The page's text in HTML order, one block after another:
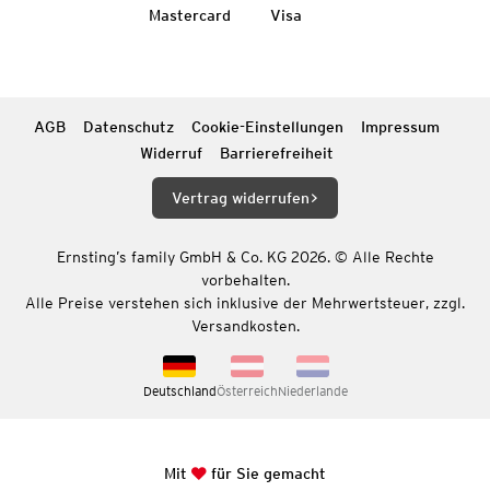
Mastercard Visa
AGB Datenschutz Cookie-Einstellungen
Impressum
Widerruf
Barrierefreiheit
Vertrag widerrufen
Ernsting’s family GmbH & Co. KG 2026. © Alle Rechte
vorbehalten.
Alle Preise verstehen sich inklusive der Mehrwertsteuer, zzgl.
Versandkosten.
DeutschlandÖsterreichNiederlande
Mit für Sie gemacht